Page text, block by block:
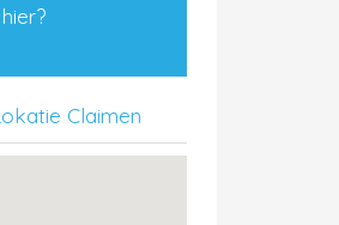
Claimen